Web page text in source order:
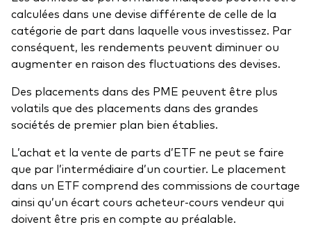
calculées dans une devise différente de celle de la
catégorie de part dans laquelle vous investissez. Par
conséquent, les rendements peuvent diminuer ou
augmenter en raison des fluctuations des devises.
Des placements dans des PME peuvent être plus
volatils que des placements dans des grandes
sociétés de premier plan bien établies.
L’achat et la vente de parts d’ETF ne peut se faire
que par l’intermédiaire d’un courtier. Le placement
dans un ETF comprend des commissions de courtage
ainsi qu’un écart cours acheteur-cours vendeur qui
doivent être pris en compte au préalable.